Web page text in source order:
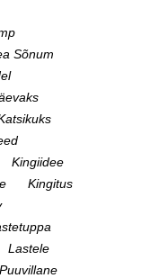
Sõnum
Kingiidee
Kingitus
Lastele
Puuvillane